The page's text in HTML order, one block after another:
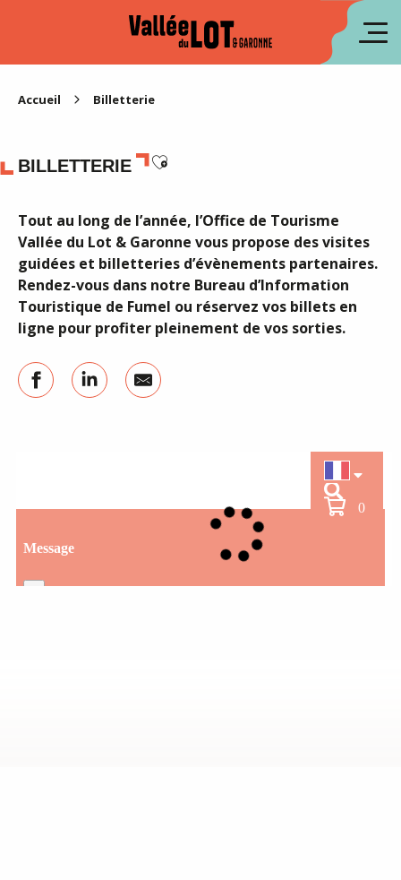
Accueil Billetterie
BILLETTERIE Ajouter aux favoris
Tout au long de l’année, l’Office de Tourisme
Vallée du Lot & Garonne vous propose des visites
guidées et billetteries d’évènements partenaires.
Rendez-vous dans notre Bureau d’Information
Touristique de Fumel ou réservez vos billets en
ligne pour profiter pleinement de vos sorties.